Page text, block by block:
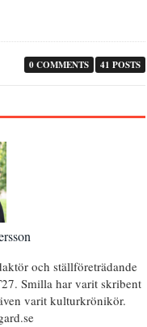
41 POSTS
0 COMMENTS
och ställföreträdande
Smilla har varit skribent
varit kulturkrönikör.